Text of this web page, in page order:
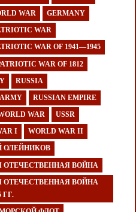
WAR GERMANY
WAR
WAR OF 1941—1945
WAR OF 1812
RUSSIA
RUSSIAN EMPIRE
WAR USSR
I WORLD WAR II
ОЛЕЙНИКОВ
ОТЕЧЕСТВЕННАЯ ВОЙНА
ОТЕЧЕСТВЕННАЯ ВОЙНА
ГГ.